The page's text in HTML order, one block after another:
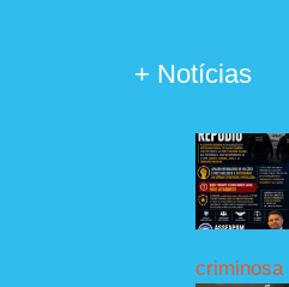
+ Notícias
criminosa